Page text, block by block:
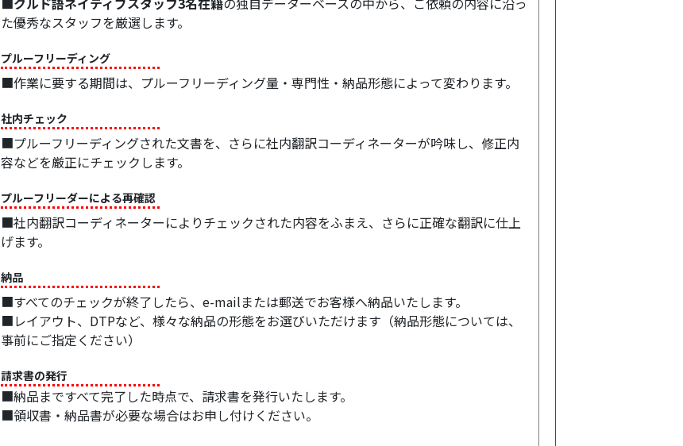
た優秀なスタッフを厳選します。
プルーフリーディング
■作業に要する期間は、プルーフリーディング量・専門性・納品形態によって変わります。
社内チェック
■プルーフリーディングされた文書を、さらに社内翻訳コーディネーターが吟味し、修正内
容などを厳正にチェックします。
プルーフリーダーによる再確認
■社内翻訳コーディネーターによりチェックされた内容をふまえ、さらに正確な翻訳に仕上
げます。
納品
■すべてのチェックが終了したら、e-mailまたは郵送でお客様へ納品いたします。
■レイアウト、DTPなど、様々な納品の形態をお選びいただけます（納品形態については、
事前にご指定ください）
請求書の発行
■納品まですべて完了した時点で、請求書を発行いたします。
■領収書・納品書が必要な場合はお申し付けください。